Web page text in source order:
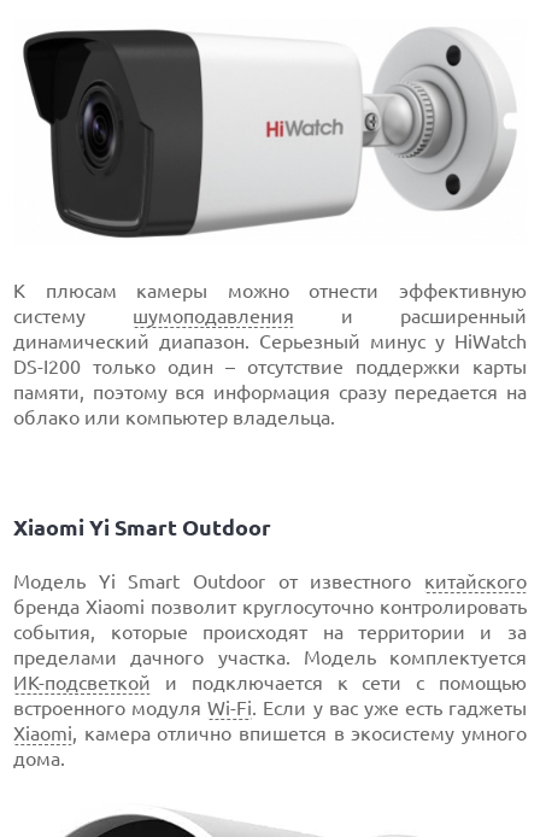
К плюсам камеры можно отнести эффективную
систему шумоподавления и расширенный
динамический диапазон. Серьезный минус у HiWatch
DS-I200 только один – отсутствие поддержки карты
памяти, поэтому вся информация сразу передается на
облако или компьютер владельца.
Xiaomi Yi Smart Outdoor
Модель Yi Smart Outdoor от известного китайского
бренда Xiaomi позволит круглосуточно контролировать
события, которые происходят на территории и за
пределами дачного участка. Модель комплектуется
ИК-подсветкой и подключается к сети с помощью
встроенного модуляWi-Fi. Если у вас уже есть гаджеты
Xiaomi, камера отлично впишется в экосистему умного
дома.